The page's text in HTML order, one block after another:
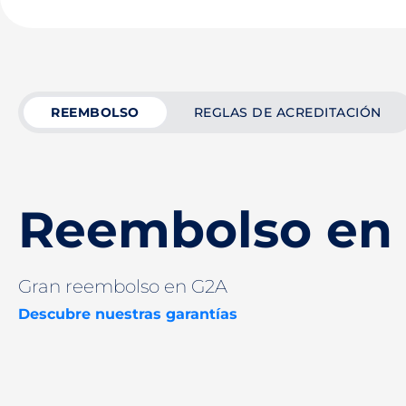
REEMBOLSO REGLAS DE ACREDITACIÓN
Reembolso en
Gran reembolso en G2A
Descubre nuestras garantías